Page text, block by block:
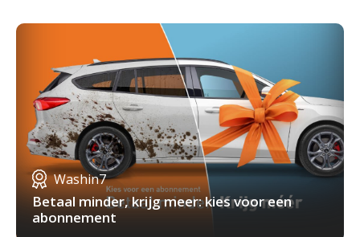
Washin7
Betaal minder, krijg meer: kies voor een
abonnement